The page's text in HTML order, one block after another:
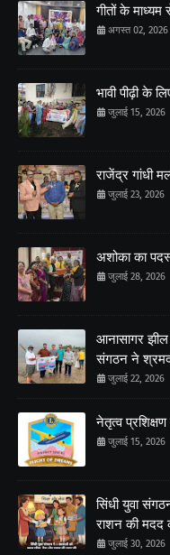
गीतों के माध्यम
अगस्त 02, 2026
भावी पीढ़ी के
जुलाई 15, 2026
राजेंद्र गांधी
जुलाई 23, 2026
अशोका का
जुलाई 28, 2026
आनासागर झील
संगठन ने
जुलाई 22, 2026
नेतृत्व प्रशिक्षण
जुलाई 15, 2026
सिंधी युवा
राशन की मदद
जुलाई 30, 2026